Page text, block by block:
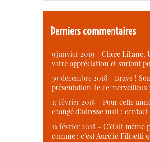
Derniers commentaires
9 janvier 2019 – Chère Liliane,
votre appréciation et surtout
30 décembre 2018 – Bravo !
présentation de ce
17 février 2018 – Pour cette
changé d’adresse mail :
16 février 2018 – C’était même
comme : c’est Aurélie Filipetti